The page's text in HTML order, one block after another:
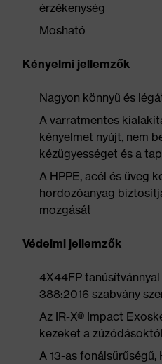
érzékenység
Mosható
Kényelmi jellemzők
Nagyon könnyű és
A varratmentes
kényelmet nyújt, nem
kézügyességet és a
A HPPE, acél és üveg
hordozóanyag
mozgását
Védelmi jellemzők
4X44FP
388:2016 szabvány
Az IR-X® Impact
kezeket a
A 13-as fonálsűrűségű,